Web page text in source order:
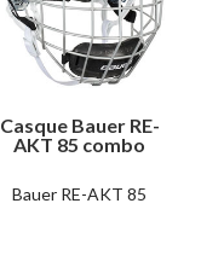
Casque Bauer RE-
AKT 85 combo
Bauer RE-AKT 85